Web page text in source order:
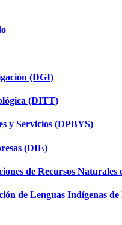
(DGI)
(DITT)
y Servicios (DPBYS)
(DIE)
de Recursos
de Lenguas Indígenas